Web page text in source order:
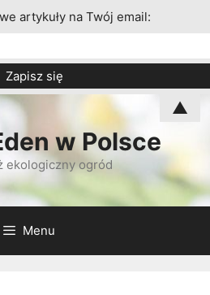
w Polsce
ekologiczny ogród
Menu
artykuły na Twój email:
▲